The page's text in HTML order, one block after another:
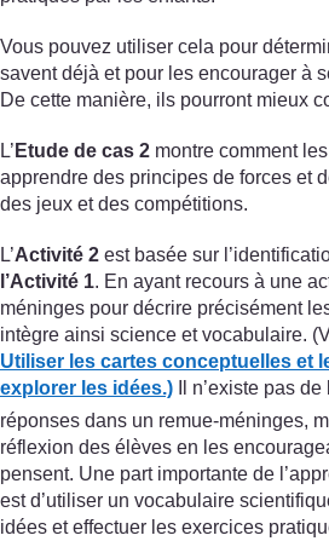
Vous pouvez utiliser cela pour
savent déjà et pour les encourager à
De cette manière, ils pourront mieux
L’ Etude de cas 2 montre comment
apprendre des principes de forces et
des jeux et des compétitions.
L’Activité 2 est basée sur
l’Activité 1. En ayant recours à une
méninges pour décrire précisément
intègre ainsi science et vocabulaire.
Utiliser les cartes conceptuelles et
explorer les idées.) Il n’existe pas
réponses dans un remue-méninges,
réflexion des élèves en les
pensent. Une part importante de
est d’utiliser un vocabulaire
idées et effectuer les exercices